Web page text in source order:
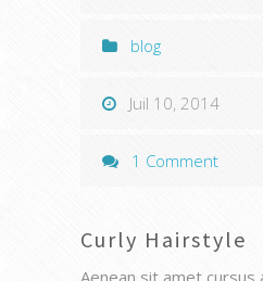
blog
Juil 10, 2014
1 Comment
Curly Hairstyle
Aenean sit amet cursus